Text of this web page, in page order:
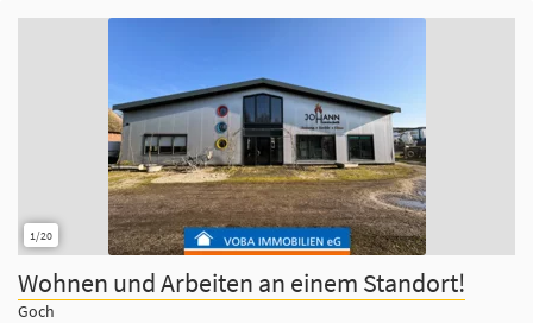
1/20
Wohnen und Arbeiten an einem Standort!
Goch